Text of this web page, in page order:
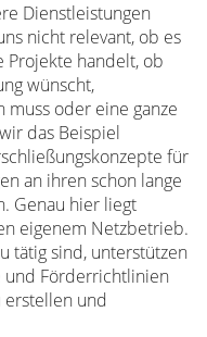
Dienstleistungen
nicht relevant, ob es
handelt, ob
wünscht,
muss oder eine ganze
das Beispiel
für
an ihren schon lange
Genau hier liegt
eigenem Netzbetrieb.
tätig sind, unterstützen
und Förderrichtlinien
erstellen und